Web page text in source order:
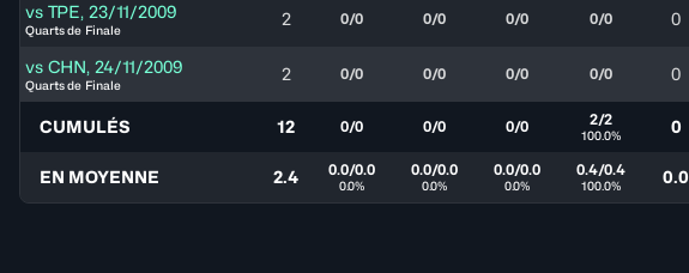
vs TPE, 23/11/2009
Quarts de Finale
2 0/0 0/0 0/0 0/0 0
vs CHN, 24/11/2009
Quarts de Finale
2 0/0 0/0 0/0 0/0 0
CUMULÉS 12 0/0 0/0 0/0 2/2
100.0% 0
EN MOYENNE 2.4 0.0/0.0
0.0%
0.0/0.0
0.0%
0.0/0.0
0.0%
0.4/0.4
100.0% 0.0